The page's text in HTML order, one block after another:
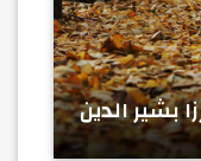
بشير الدين